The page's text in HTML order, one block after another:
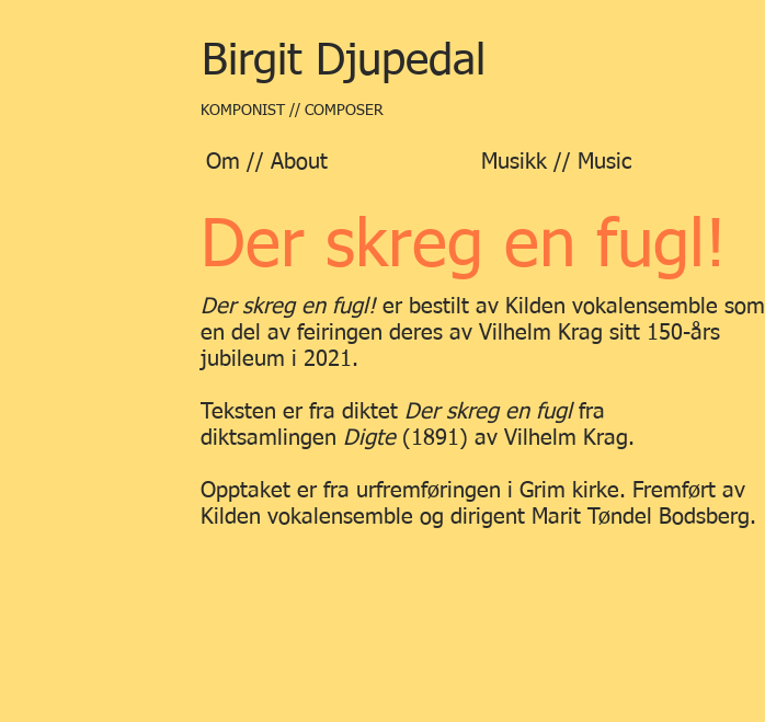
Birgit Djupedal
KOMPONIST // COMPOSER
Om // About Musikk // Music
Der skreg en fugl!
Der skreg en fugl! er bestilt av Kilden vokalensemble som
en del av feiringen deres av Vilhelm Krag sitt 150-års
jubileum i 2021.
Teksten er fra diktet Der skreg en fuglfra
diktsamlingen Digte (1891) av Vilhelm Krag.
Opptaket er fra urfremføringen i Grim kirke. Fremført av
Kilden vokalensemble og dirigent Marit Tøndel Bodsberg.